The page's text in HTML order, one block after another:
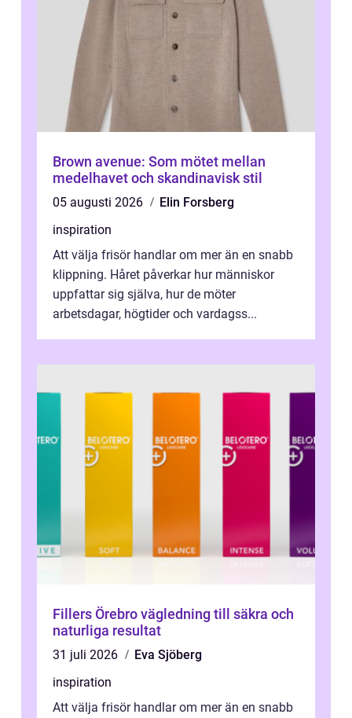
Brown avenue: Som mötet mellan
medelhavet och skandinavisk stil
05 augusti 2026
Elin Forsberg
inspiration
Att välja frisör handlar om mer än en snabb
klippning. Håret påverkar hur människor
uppfattar sig själva, hur de möter
arbetsdagar, högtider och vardagss...
Fillers Örebro vägledning till säkra och
naturliga resultat
31 juli 2026
Eva Sjöberg
inspiration
Att välja frisör handlar om mer än en snabb